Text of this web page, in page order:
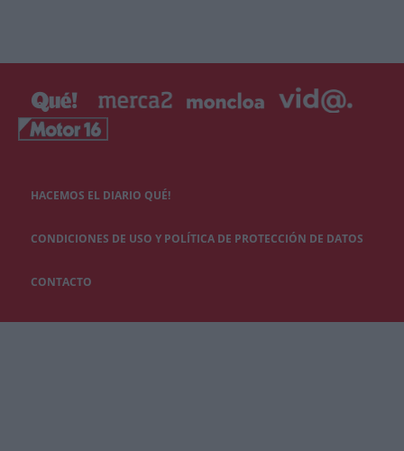
HACEMOS EL DIARIO QUÉ!
CONDICIONES DE USO Y POLÍTICA DE PROTECCIÓN DE DATOS
CONTACTO